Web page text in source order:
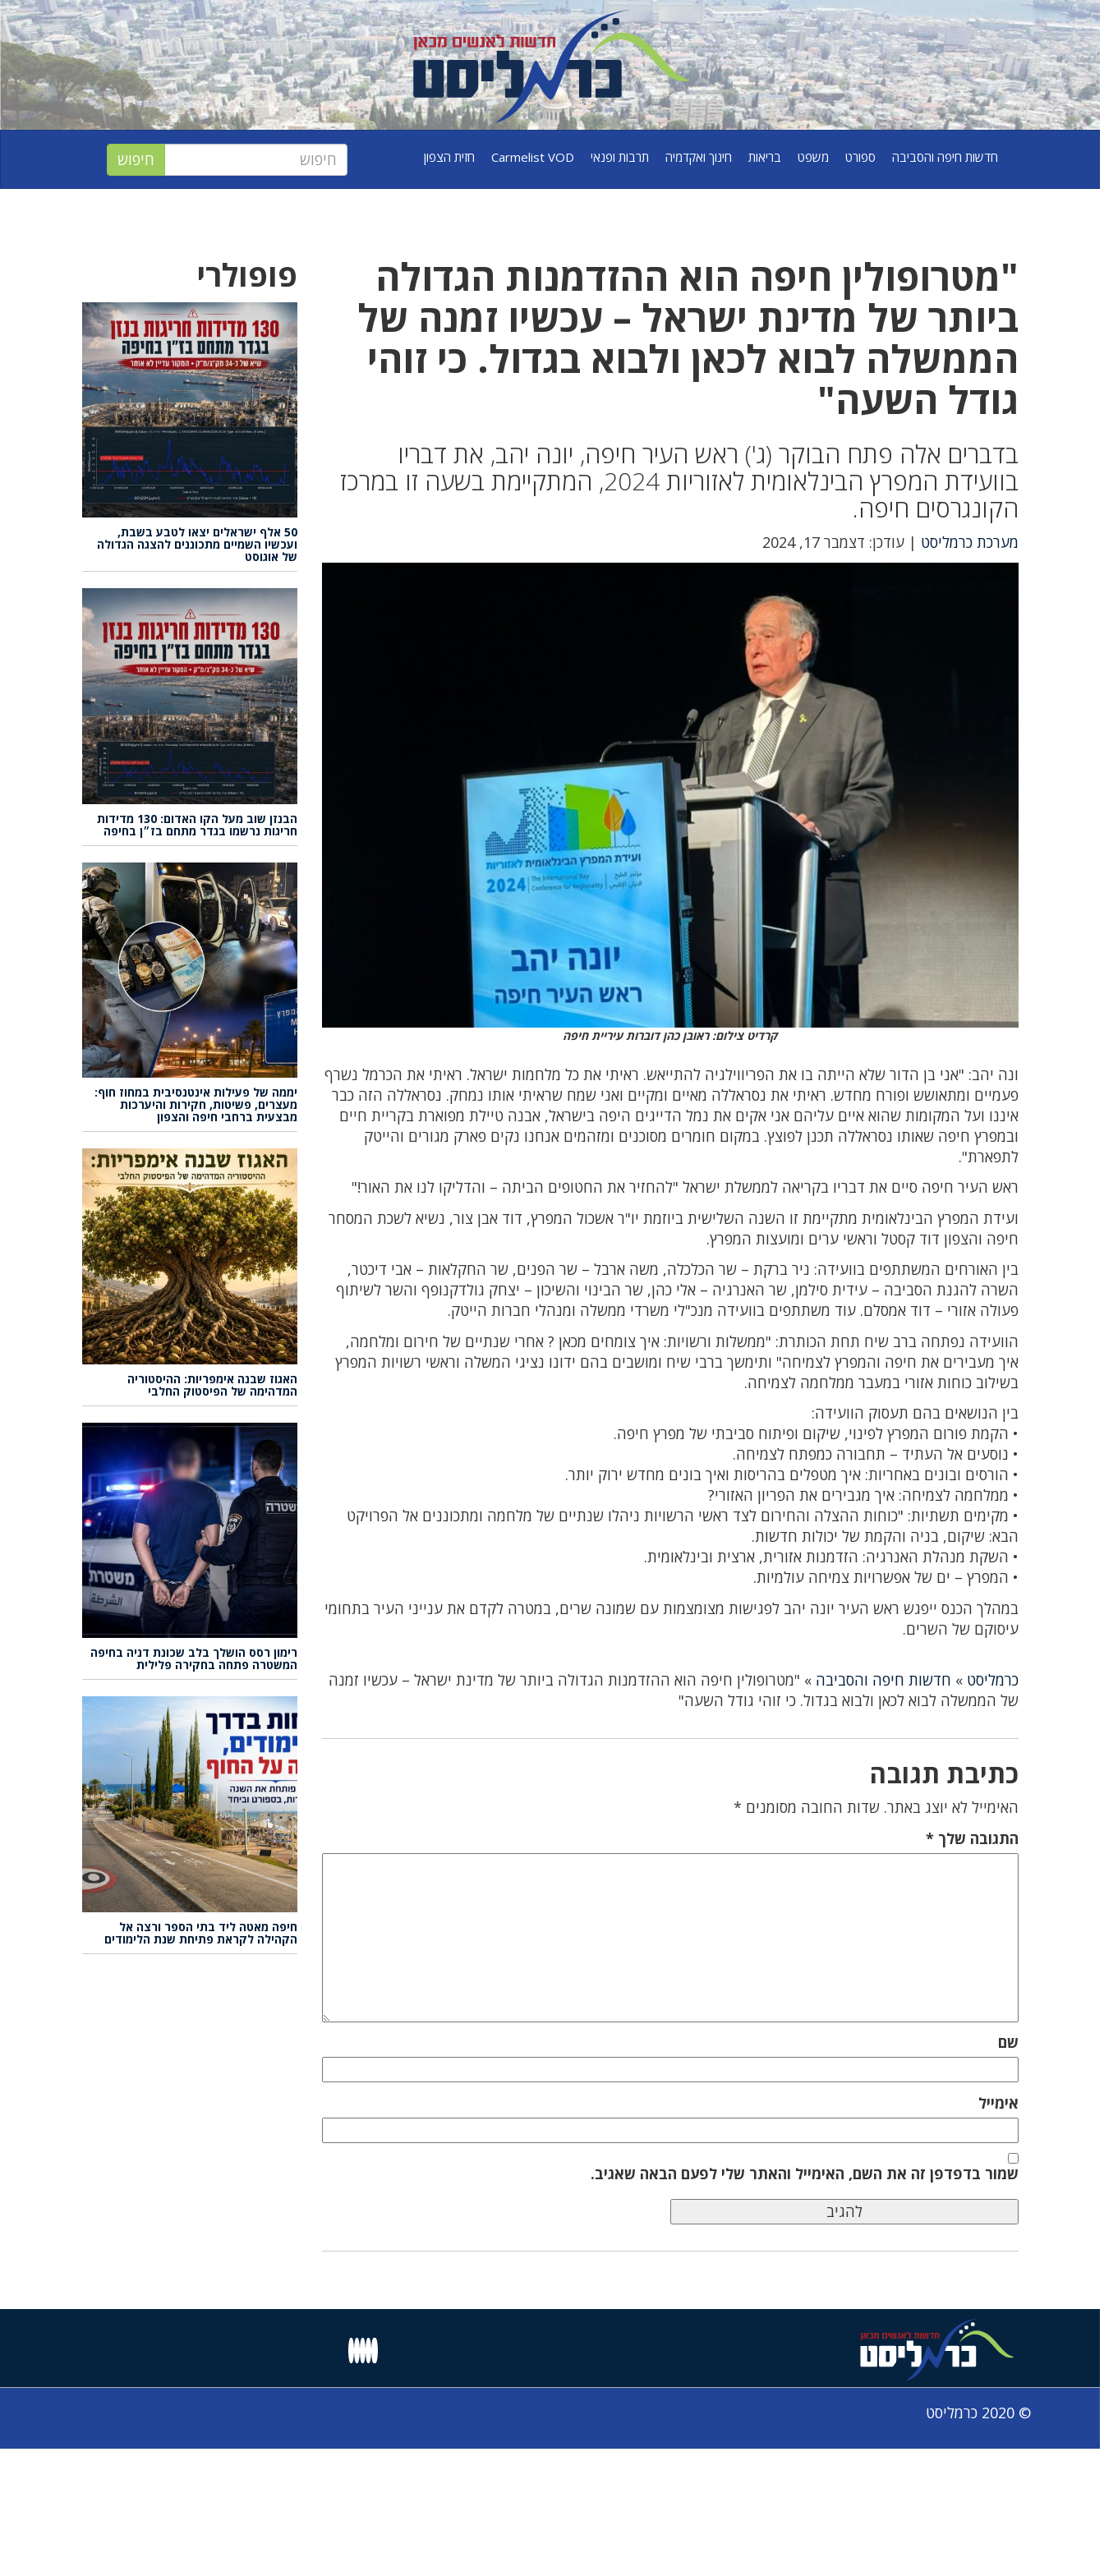
חדשות חיפה והסביבה ספורט משפט בריאות חינוך ואקדמיה תרבות ופנאי Carmelist VOD חזית הצפון
"מטרופולין חיפה הוא ההזדמנות הגדולה
ביותר של מדינת ישראל – עכשיו זמנה של
הממשלה לבוא לכאן ולבוא בגדול. כי זוהי
גודל השעה"
בדברים אלה פתח הבוקר (ג') ראש העיר חיפה, יונה יהב, את דבריו
בוועידת המפרץ הבינלאומית לאזוריות 2024, המתקיימת בשעה זו במרכז
הקונגרסים חיפה.
מערכת כרמליסט | עודכן: דצמבר 17, 2024
קרדיט צילום: ראובן כהן דוברות עיריית חיפה
ונה יהב: "אני בן הדור שלא הייתה בו את הפריווילגיה להתייאש. ראיתי את כל מלחמות ישראל. ראיתי את הכרמל נשרף
פעמיים ומתאושש ופורח מחדש. ראיתי את נסראללה מאיים ומקיים ואני שמח שראיתי אותו נמחק. נסראללה הזה כבר
איננו ועל המקומות שהוא איים עליהם אני אקים את נמל הדייגים היפה בישראל, אבנה טיילת מפוארת בקריית חיים
ובמפרץ חיפה שאותו נסראללה תכנן לפוצץ. במקום חומרים מסוכנים ומזהמים אנחנו נקים פארק מגורים והייטק
לתפארת".
ראש העיר חיפה סיים את דבריו בקריאה לממשלת ישראל "להחזיר את החטופים הביתה – והדליקו לנו את האור!"
ועידת המפרץ הבינלאומית מתקיימת זו השנה השלישית ביוזמת יו"ר אשכול המפרץ, דוד אבן צור, נשיא לשכת המסחר
חיפה והצפון דוד קסטל וראשי ערים ומועצות המפרץ.
בין האורחים המשתתפים בוועידה: ניר ברקת – שר הכלכלה, משה ארבל – שר הפנים, שר החקלאות – אבי דיכטר,
השרה להגנת הסביבה – עידית סילמן, שר האנרגיה – אלי כהן, שר הבינוי והשיכון – יצחק גולדקנופף והשר לשיתוף
פעולה אזורי – דוד אמסלם. עוד משתתפים בוועידה מנכ"לי משרדי ממשלה ומנהלי חברות הייטק.
הוועידה נפתחה ברב שיח תחת הכותרת: "ממשלות ורשויות: איך צומחים מכאן ? אחרי שנתיים של חירום ומלחמה,
איך מעבירים את חיפה והמפרץ לצמיחה" ותימשך ברבי שיח ומושבים בהם ידונו נציגי המשלה וראשי רשויות המפרץ
בשילוב כוחות אזורי במעבר ממלחמה לצמיחה.
בין הנושאים בהם תעסוק הוועידה:
• הקמת פורום המפרץ לפינוי, שיקום ופיתוח סביבתי של מפרץ חיפה.
• נוסעים אל העתיד – תחבורה כמפתח לצמיחה.
• הורסים ובונים באחריות: איך מטפלים בהריסות ואיך בונים מחדש ירוק יותר.
• ממלחמה לצמיחה: איך מגבירים את הפריון האזורי?
• מקימים תשתיות: "כוחות ההצלה והחירום לצד ראשי הרשויות ניהלו שנתיים של מלחמה ומתכוננים אל הפרויקט
הבא: שיקום, בניה והקמת של יכולות חדשות.
• השקת מנהלת האנרגיה: הזדמנות אזורית, ארצית ובינלאומית.
• המפרץ – ים של אפשרויות צמיחה עולמיות.
במהלך הכנס ייפגש ראש העיר יונה יהב לפגישות מצומצמות עם שמונה שרים, במטרה לקדם את ענייני העיר בתחומי
עיסוקם של השרים.
כרמליסט » חדשות חיפה והסביבה » "מטרופולין חיפה הוא ההזדמנות הגדולה ביותר של מדינת ישראל – עכשיו זמנה
של הממשלה לבוא לכאן ולבוא בגדול. כי זוהי גודל השעה"
כתיבת תגובה
האימייל לא יוצג באתר. שדות החובה מסומנים *
התגובה שלך*
שם
אימייל
שמור בדפדפן זה את השם, האימייל והאתר שלי לפעם הבאה שאגיב.
פופולרי
50 אלף ישראלים יצאו לטבע בשבת,
ועכשיו השמיים מתכוננים להצגה הגדולה
של אוגוסט
הבנזן שוב מעל הקו האדום: 130 מדידות
חריגות נרשמו בגדר מתחם בז״ן בחיפה
יממה של פעילות אינטנסיבית במחוז חוף:
מעצרים, פשיטות, חקירות והיערכות
מבצעית ברחבי חיפה והצפון
האגוז שבנה אימפריות: ההיסטוריה
המדהימה של הפיסטוק החלבי
רימון רסס הושלך בלב שכונת דניה בחיפה
המשטרה פתחה בחקירה פלילית
חיפה מאטה ליד בתי הספר ורצה אל
הקהילה לקראת פתיחת שנת הלימודים
© 2020 כרמליסט